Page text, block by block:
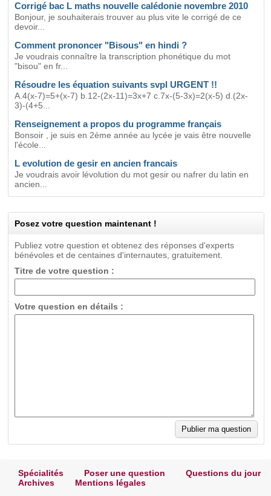
Corrigé bac L maths nouvelle calédonie novembre 2010
Bonjour, je souhaiterais trouver au plus vite le corrigé de ce
devoir...
Comment prononcer "Bisous" en hindi ?
Je voudrais connaître la transcription phonétique du mot
"bisou" en fr...
Résoudre les équation suivants svpl URGENT !!
A.4(x-7)=5+(x-7) b.12-(2x-11)=3x+7 c.7x-(5-3x)=2(x-5) d.(2x-
3)-(4+5...
Renseignement a propos du programme français
Bonsoir , je suis en 2éme année au lycée je vais être nouvelle
l'école...
L evolution de gesir en ancien francais
Je voudrais avoir lévolution du mot gesir ou nafrer du latin en
ancien...
Posez votre question maintenant !
Publiez votre question et obtenez des réponses d'experts
bénévoles et de centaines d'internautes, gratuitement.
Titre de votre question :
Votre question en détails :
Spécialités Poser une question
Questions du jour
Archives
Mentions légales